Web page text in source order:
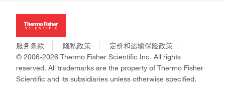
新闻
社会责任
商标
政策和通知
Applied Biosystems
Invitrogen
Gibco
Ion Torrent
Unity Lab Services
Patheon
服务条款 隐私政策
定价和运输保险政策
© 2006-2026 Thermo Fisher Scientific Inc. All rights
reserved. All trademarks are the property of Thermo Fisher
Scientific and its subsidiaries unless otherwise specified.